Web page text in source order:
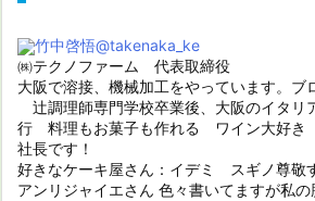
竹中啓悟@takenaka_ke
㈱テクノファーム 代表取締役
大阪で溶接、機械加工をやっています。ブ
辻調理師専門学校卒業後、大阪のイタリ
行 料理もお菓子も作れる ワイン大好き
社長です！
好きなケーキ屋さん：イデミ スギノ尊敬
アンリジャイエさん 色々書いてますが私